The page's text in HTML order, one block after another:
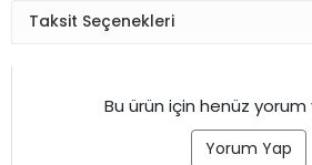
Taksit Seçenekleri
Bu ürün için henüz yorum
Yorum Yap